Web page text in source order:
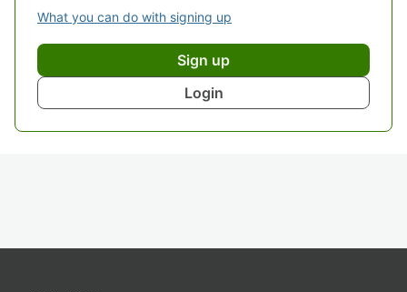
What you can do with signing up
Sign up
Login